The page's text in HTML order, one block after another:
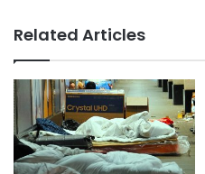
de la página
la red social
Asimismo, el ejecutivo
funciona como un motor
deben tener las
Related Articles